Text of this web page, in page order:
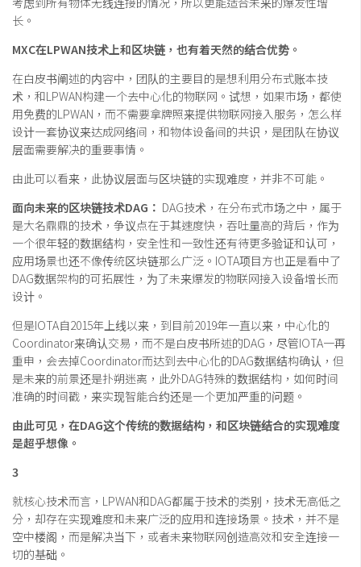
长。
MXC在LPWAN技术上和区块链，也有着天然的结合优势。
在白皮书阐述的内容中，团队的主要目的是想利用分布式账本技
术，和LPWAN构建一个去中心化的物联网。试想，如果市场，都使
用免费的LPWAN，而不需要拿牌照来提供物联网接入服务，怎么样
设计一套协议来达成网络间，和物体设备间的共识，是团队在协议
层面需要解决的重要事情。
由此可以看来，此协议层面与区块链的实现难度，并非不可能。
面向未来的区块链技术DAG： DAG技术，在分布式市场之中，属于
是大名鼎鼎的技术，争议点在于其速度快，吞吐量高的背后，作为
一个很年轻的数据结构，安全性和一致性还有待更多验证和认可，
应用场景也还不像传统区块链那么广泛。IOTA项目方也正是看中了
DAG数据架构的可拓展性，为了未来爆发的物联网接入设备增长而
设计。
但是IOTA自2015年上线以来，到目前2019年一直以来，中心化的
Coordinator来确认交易，而不是白皮书所述的DAG，尽管IOTA一再
重申，会去掉Coordinator而达到去中心化的DAG数据结构确认，但
是未来的前景还是扑朔迷离，此外DAG特殊的数据结构，如何时间
准确的时间戳，来实现智能合约还是一个更加严重的问题。
由此可见，在DAG这个传统的数据结构，和区块链结合的实现难度
是超乎想像。
3
就核心技术而言，LPWAN和DAG都属于技术的类别，技术无高低之
分，却存在实现难度和未来广泛的应用和连接场景。技术，并不是
空中楼阁，而是解决当下，或者未来物联网创造高效和安全连接一
切的基础。